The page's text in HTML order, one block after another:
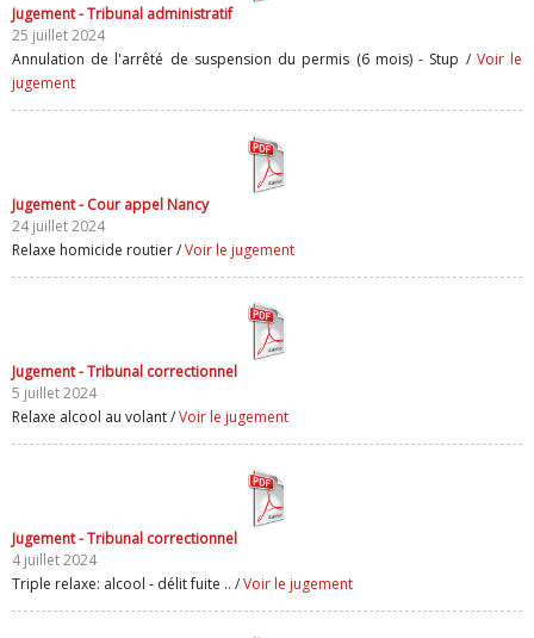
Jugement - Tribunal administratif
25 juillet 2024
Annulation de l'arrêté de suspension du permis (6 mois) - Stup / Voir le
jugement
Jugement - Cour appel Nancy
24 juillet 2024
Relaxe homicide routier /Voir le jugement
Jugement - Tribunal correctionnel
5 juillet 2024
Relaxe alcool au volant /Voir le jugement
Jugement - Tribunal correctionnel
4 juillet 2024
Triple relaxe: alcool - délit fuite .. /Voir le jugement